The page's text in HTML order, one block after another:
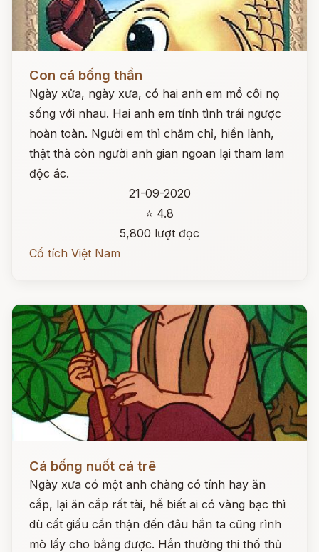
Con cá bống thần
Ngày xửa, ngày xưa, có hai anh em mồ côi nọ
sống với nhau. Hai anh em tính tình trái ngược
hoàn toàn. Người em thì chăm chỉ, hiền lành,
thật thà còn người anh gian ngoan lại tham lam
độc ác.
21-09-2020
⭐ 4.8
5,800 lượt đọc
Cổ tích Việt Nam
Đọc ngay
Cá bống nuốt cá trê
Ngày xưa có một anh chàng có tính hay ăn
cắp, lại ăn cắp rất tài, hễ biết ai có vàng bạc thì
dù cất giấu cẩn thận đến đâu hắn ta cũng rình
mò lấy cho bằng được. Hắn thường thi thố thủ